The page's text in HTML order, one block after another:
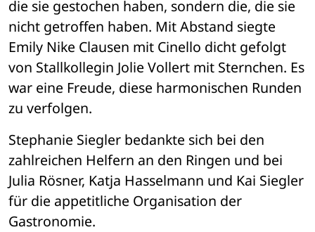
die sie gestochen haben, sondern die, die sie
nicht getroffen haben. Mit Abstand siegte
Emily Nike Clausen mit Cinello dicht gefolgt
von Stallkollegin Jolie Vollert mit Sternchen. Es
war eine Freude, diese harmonischen Runden
zu verfolgen.
Stephanie Siegler bedankte sich bei den
zahlreichen Helfern an den Ringen und bei
Julia Rösner, Katja Hasselmann und Kai Siegler
für die appetitliche Organisation der
Gastronomie.